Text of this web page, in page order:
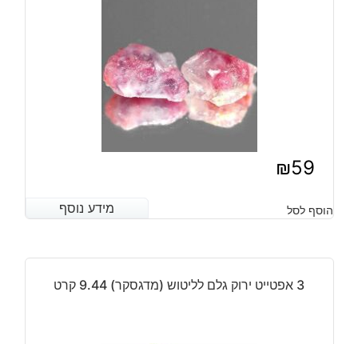
₪59
מידע נוסף הוסף לסל מידע נוסף
3 אפטייט ירוק גלם לליטוש (מדגסקר) 9.44 קרט